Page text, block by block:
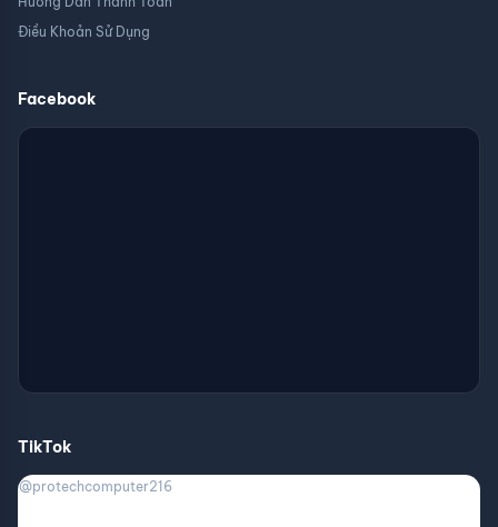
Điều Khoản Sử Dụng
Facebook
TikTok
@protechcomputer216